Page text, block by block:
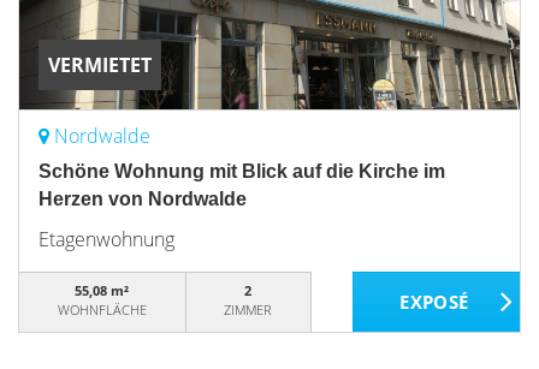
VERMIETET
Nordwalde
Schöne Wohnung mit Blick auf die Kirche im
Herzen von Nordwalde
Etagenwohnung
55,08 m²
WOHNFLÄCHE
2
ZIMMER